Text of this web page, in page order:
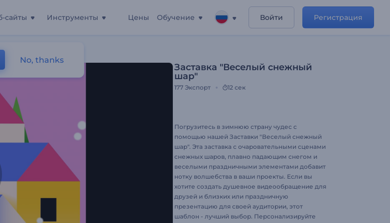
сайты Инструменты Цены Обучение Войти Регистрация
Заставка "Веселый снежный
шар"
177 Экспорт 12 сек
Погрузитесь в зимнюю страну чудес с
помощью нашей Заставки "Веселый снежный
шар". Эта заставка с очаровательными сценами
снежных шаров, плавно падающим снегом и
веселыми праздничными элементами добавит
нотку волшебства в ваши проекты. Если вы
хотите создать душевное видеообращение для
друзей и близких или праздничную
презентацию для своей аудитории, этот
шаблон - лучший выбор. Персонализируйте
No, thanks